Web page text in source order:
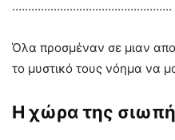
…………………………………………..
Όλα προσμέναν σε μιαν
το μυστικό τους νόημα να
Η χώρα της